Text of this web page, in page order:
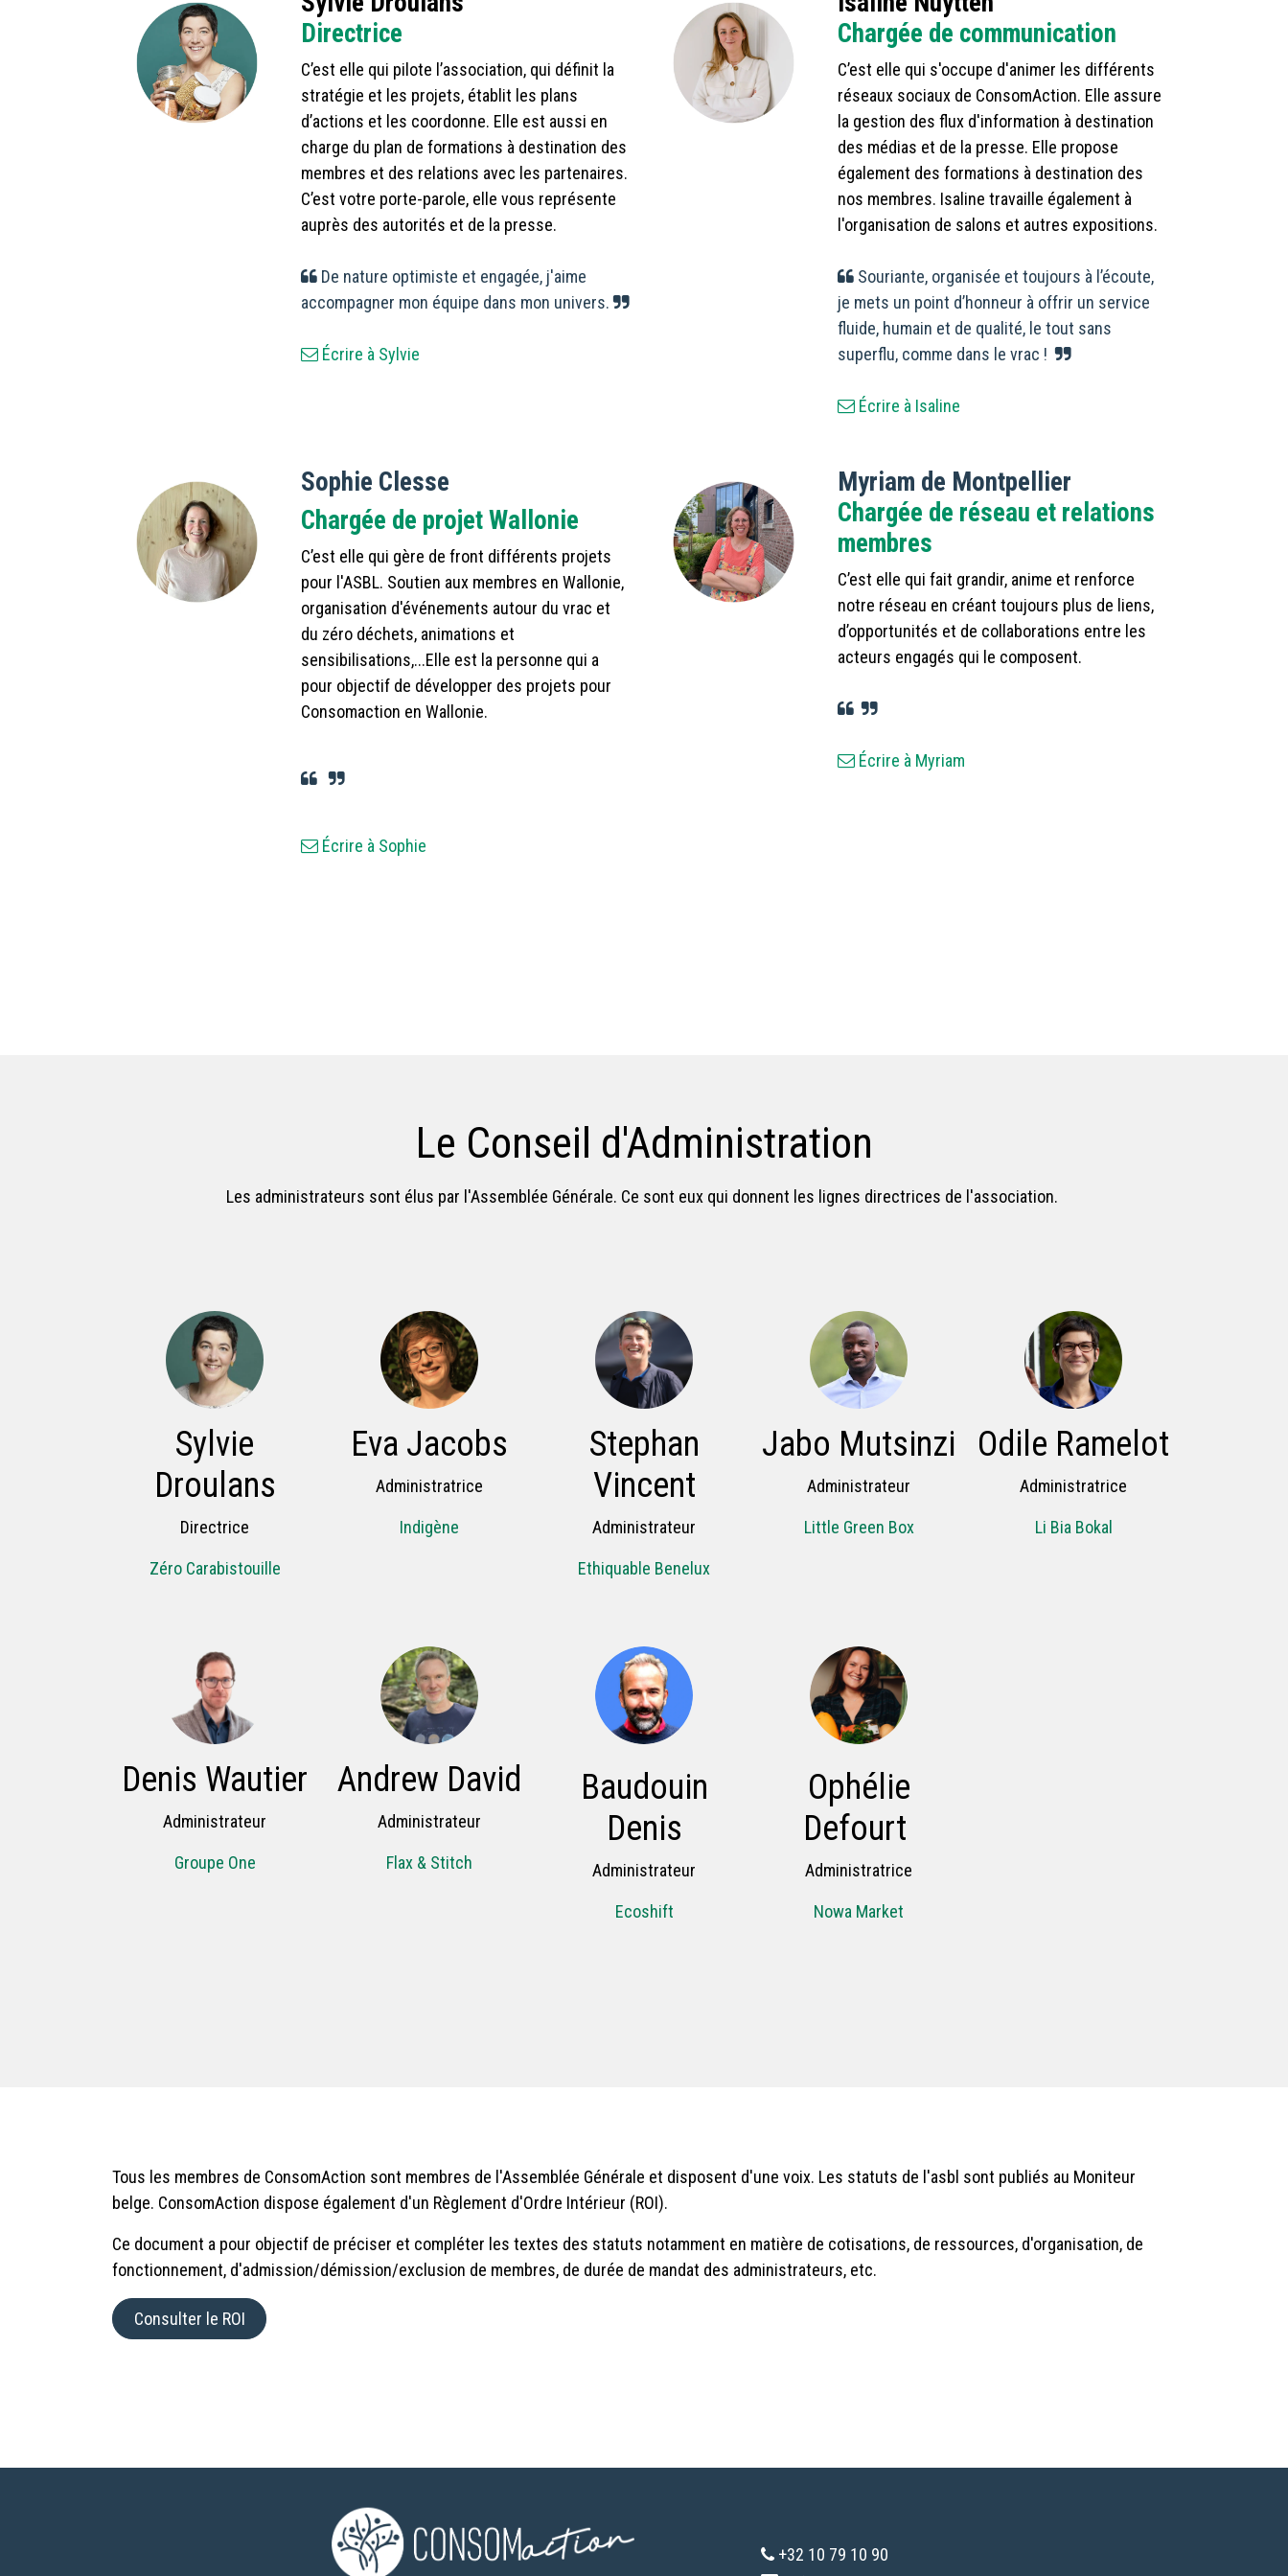
Directrice
C’est elle qui pilote l’association, qui définit la
stratégie et les projets, établit les plans
d’actions et les coordonne. Elle est aussi en
charge du plan de formations à destination des
membres et des relations avec les partenaires.
C’est votre porte-parole, elle vous représente
auprès des autorités et de la presse.
De nature optimiste et engagée, j'aime
accompagner mon équipe dans mon univers.
Écrire à Sylvie
Chargée de communication
C’est elle qui s'occupe d'animer les différents
réseaux sociaux de ConsomAction. Elle assure
la gestion des flux d'information à destination
des médias et de la presse. Elle propose
également des formations à destination des
nos membres. Isaline travaille également à
l'organisation de salons et autres expositions.
​ Souriante, organisée et toujours à l’écoute,
je mets un point d’honneur à offrir un service
fluide, humain et de qualité, le tout sans
superflu, comme dans le vrac !
Écrire à Isaline
Myriam de Montpellier
Chargée de réseau et relations
membres
C’est elle qui fait grandir, anime et renforce
notre réseau en créant toujours plus de liens,
d’opportunités et de collaborations entre les
acteurs engagés qui le composent.
Écrire à Myriam
Sophie Clesse
Chargée de projet Wallonie
C’est elle qui gère de front différents projets
pour l'ASBL. Soutien aux membres en Wallonie,
organisation d'événements autour du vrac et
du zéro déchets, animations et
sensibilisations,...Elle est la personne qui a
pour objectif de développer des projets pour
Consomaction en Wallonie.
Écrire à Sophie
Le Conseil d'Administration
Les administrateurs sont élus par l'Assemblée Générale. Ce sont eux qui donnent les lignes directrices de l'association.
Sylvie
Droulans
Directrice
Zéro Carabistouille
Stephan
Vincent
Administrateur
Ethiquable Benelux
Eva Jacobs
Administratrice
Indigène
Odile Ramelot
Administratrice
Li Bia Bokal
Jabo Mutsinzi
Administrateur
Little Green Box
Denis Wautier
Administrateur
Groupe One
Andrew David
Administrateur
Flax & Stitch
Baudouin
Denis
Administrateur
Ecoshift
Ophélie
Defourt
Administratrice
Nowa Market
Tous les membres de ConsomAction sont membres de l'Assemblée Générale et disposent d'une voix. Les statuts de l'asbl sont publiés au Moniteur
belge. ConsomAction dispose également d'un Règlement d'Ordre Intérieur (ROI).
Ce document a pour objectif de préciser et compléter les textes des statuts notamment en matière de cotisations, de ressources, d'organisation, de
fonctionnement, d'admission/démission/exclusion de membres, de durée de mandat des administrateurs, etc.
Consulter le ROI
+32 10 79 10 90